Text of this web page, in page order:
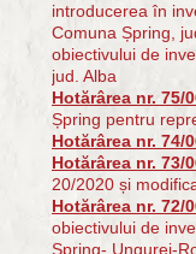
introducerea în
Comuna Șpring,
obiectivului de
jud. Alba
Hotărârea nr. 75/
Șpring pentru
Hotărârea nr. 74/
Hotărârea nr. 73/
20/2020 și
Hotărârea nr. 72/
obiectivului de
Șpring- Ungurei-